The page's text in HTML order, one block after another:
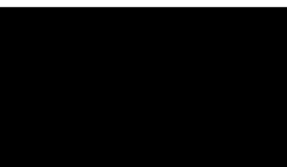
送料を確認